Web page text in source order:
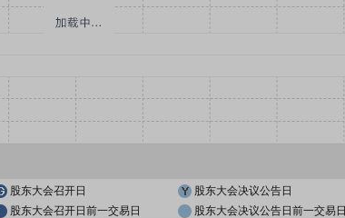
股东大会召开日
股东大会决议公告日
股东大会召开日前一交易日 股东大会决议公告日前一交易日